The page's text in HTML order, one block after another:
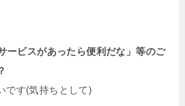
ービスがあったら便利だな」等のご
です(気持ちとして)